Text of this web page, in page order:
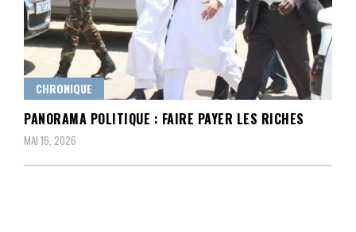
CHRONIQUE
PANORAMA POLITIQUE : FAIRE PAYER LES RICHES
MAI 16, 2026